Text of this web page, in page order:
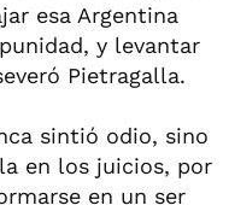
esa Argentina
y levantar
Pietragalla.
sintió odio, sino
en los juicios, por
en un ser